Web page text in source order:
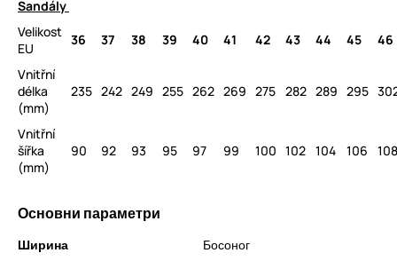
Sandály
Velikost
EU
36 37 38 39 40 41 42 43 44 45 46
Vnitřní
délka
(mm)
235 242 249 255 262 269 275 282 289 295
Vnitřní
šířka
(mm)
90 92 93 95 97 99 100 102 104 106 108
Основни параметри
Ширина
Босоног